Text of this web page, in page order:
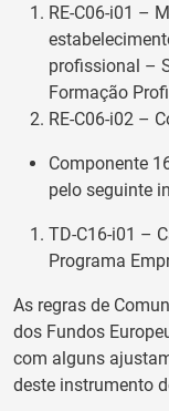
RE-C06-i01 –
profissional –
Formação
RE-C06-i02 –
Componente
pelo seguinte
TD-C16-i01 –
Programa
As regras de
dos Fundos
com alguns
deste instrumento